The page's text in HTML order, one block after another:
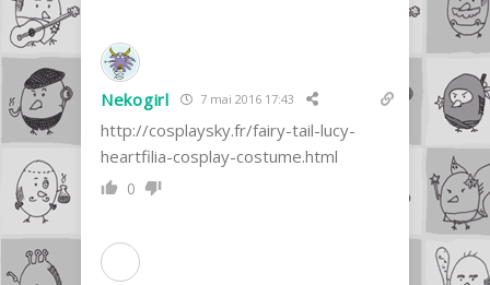
Nekogirl 7 mai 2016 17:43
http://cosplaysky.fr/fairy-tail-lucy-
heartfilia-cosplay-costume.html
0